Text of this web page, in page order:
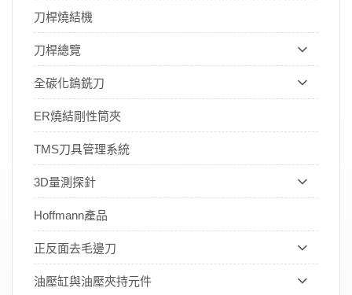
刀桿燒結機
刀桿總覽
全碳化鎢銑刀
ER燒結剛性筒夾
TMS刀具管理系統
3D量測探針
Hoffmann產品
正反面去毛邊刀
油壓缸與油壓夾持元件